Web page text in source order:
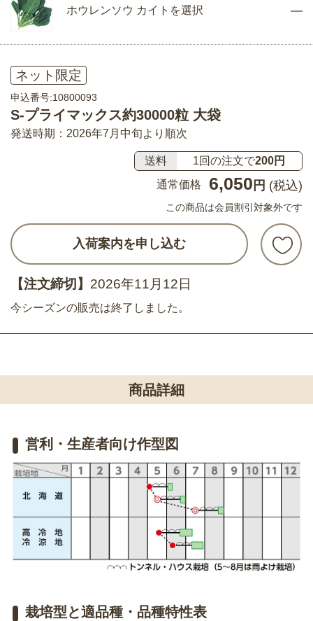
ホウレンソウ カイトを選択
ネット限定
申込番号:10800093
S-プライマックス約30000粒 大袋
発送時期：2026年7月中旬より順次
送料 1回の注文で200円
通常価格
6,050 円 (税込)
この商品は会員割引対象外です
入荷案内を申し込む
【注文締切】 2026年11月12日
今シーズンの販売は終了しました。
商品詳細
営利・生産者向け作型図
栽培型と適品種・品種特性表